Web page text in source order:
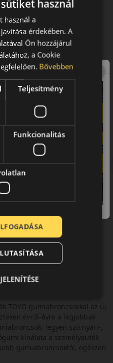
gumiabroncsgyártó
éve gyárt és fejleszt a
Világszinten a prémium
a TOYO-t, rendkívüli
hogy a legmagasabb
megoldási mellett is elérhető
a TOYO gumikat első
után már az európai
TOYO gumiabroncsokkal az új
évről-évre a legjobbak
legyen szó nyári-,
kínálata a személyautók
gumiabroncsoktól, egészen
adatok tájékoztató
a korábbi EU-s címkével
használ
használ a
érdekében. A
Ön hozzájárul
a Cookie
Bővebben
Teljesítmény
Funkcionalitás